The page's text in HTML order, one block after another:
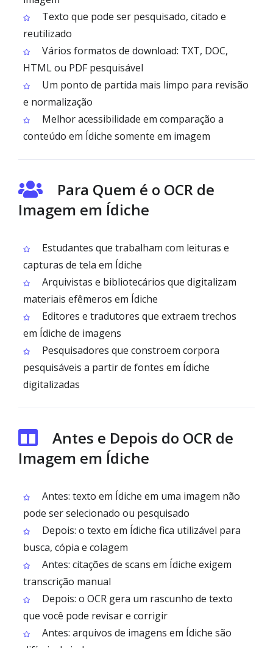
Texto que pode ser pesquisado, citado e
reutilizado
Vários formatos de download: TXT, DOC,
HTML ou PDF pesquisável
Um ponto de partida mais limpo para revisão
e normalização
Melhor acessibilidade em comparação a
conteúdo em Ídiche somente em imagem
Para Quem é o OCR de
Imagem em Ídiche
Estudantes que trabalham com leituras e
capturas de tela em Ídiche
Arquivistas e bibliotecários que digitalizam
materiais efêmeros em Ídiche
Editores e tradutores que extraem trechos
em Ídiche de imagens
Pesquisadores que constroem corpora
pesquisáveis a partir de fontes em Ídiche
digitalizadas
Antes e Depois do OCR de
Imagem em Ídiche
Antes: texto em Ídiche em uma imagem não
pode ser selecionado ou pesquisado
Depois: o texto em Ídiche fica utilizável para
busca, cópia e colagem
Antes: citações de scans em Ídiche exigem
transcrição manual
Depois: o OCR gera um rascunho de texto
que você pode revisar e corrigir
Antes: arquivos de imagens em Ídiche são